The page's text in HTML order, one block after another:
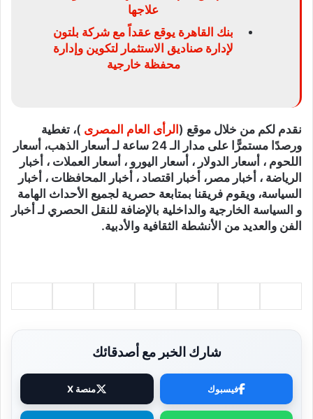
علاجها
بنك القاهرة يوقع عقداً مع شركة بلتون
لإدارة صناديق الاستثمار لتكوين وإدارة
محفظة خارجية
نقدم لكم من خلال موقع ( الرأى العام المصرى )، تغطية
ورصدًا مستمرًّا على مدار الـ 24 ساعة لـ أسعار الذهب، أسعار
اللحوم ، أسعار الدولار ، أسعار اليورو ، أسعار العملات ، أخبار
الرياضة ، أخبار مصر، أخبار اقتصاد ، أخبار المحافظات ، أخبار
السياسة، ويقوم فريقنا بمتابعة حصرية لجميع الأحداث الهامة
و السياسة الخارجية والداخلية بالإضافة للنقل الحصري لـ أخبار
الفن والعديد من الأنشطة الثقافية والأدبية.
شارك الخبر مع أصدقائك
فيسبوك منصة X